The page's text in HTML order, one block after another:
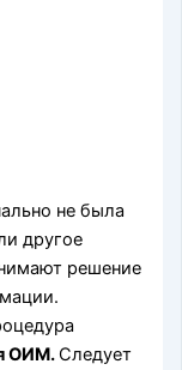
не была
другое
решение
ОИМ.Следует